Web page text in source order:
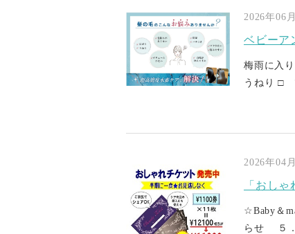
2026年06
ベビーア
梅雨に入
うねり □
2026年04
「おし
☆Baby＆
らせ ５